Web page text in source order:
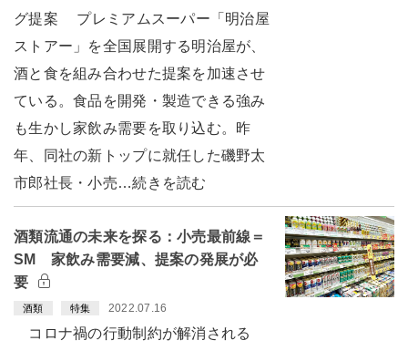
グ提案 プレミアムスーパー「明治屋
ストアー」を全国展開する明治屋が、
酒と食を組み合わせた提案を加速させ
ている。食品を開発・製造できる強み
も生かし家飲み需要を取り込む。昨
年、同社の新トップに就任した磯野太
市郎社長・小売…続きを読む
酒類流通の未来を探る：小売最前線＝
SM 家飲み需要減、提案の発展が必
要
酒類 特集 2022.07.16
コロナ禍の行動制約が解消される